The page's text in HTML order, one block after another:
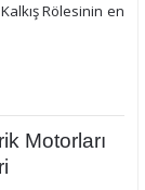
Rölesinin en
Motorları